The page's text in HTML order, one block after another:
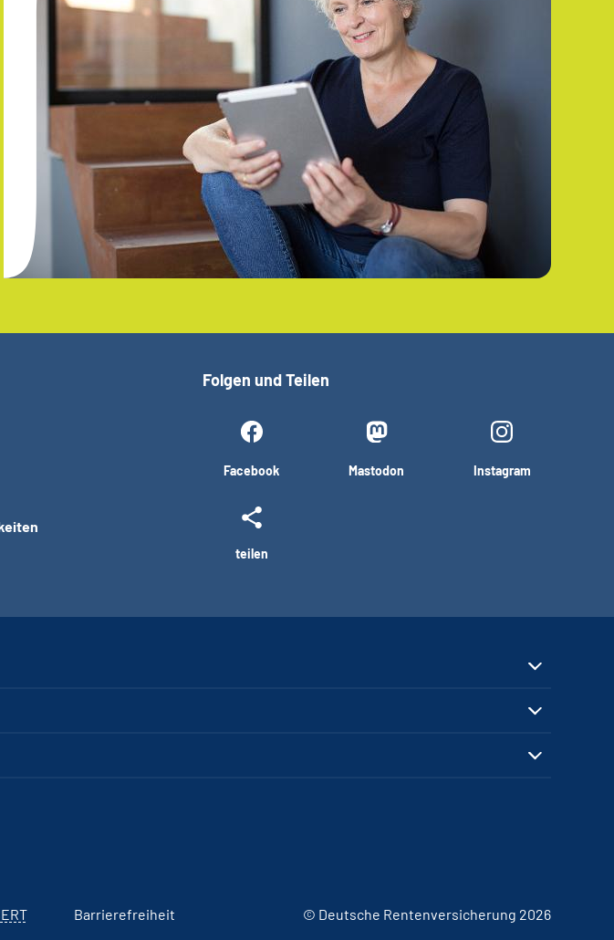
Folgen und Teilen
Facebook Mastodon Instagram
teilen
Barrierefreiheit © Deutsche Rentenversicherung 2026